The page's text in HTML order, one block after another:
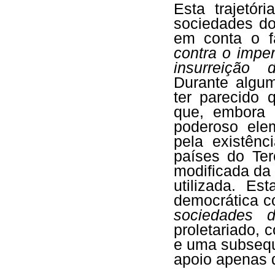
Esta
sociedades
em conta o
contra o
insurreição
Durante
ter parecido
que,
poderoso
pela
países do
modificada
utilizada.
democrática
sociedades
proletariado,
e uma
apoio apenas